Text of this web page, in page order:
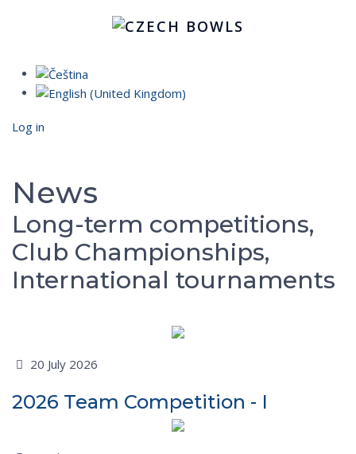
Log in
News
Long-term competitions,
Club Championships,
International tournaments
20 July 2026
2026 Team Competition - I